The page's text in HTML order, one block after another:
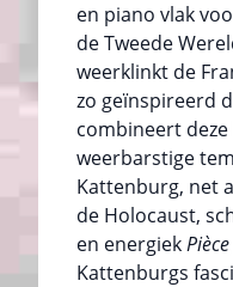
en piano vlak
de Tweede
weerklinkt de
zo geïnspireerd
combineert
weerbarstige
Kattenburg, net
de Holocaust,
en energiek
Kattenburgs